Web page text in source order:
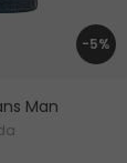
-5%
Man